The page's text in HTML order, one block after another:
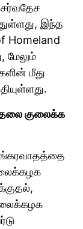
இந்த
Homeland
மேலும்
மீது
குலைக்க